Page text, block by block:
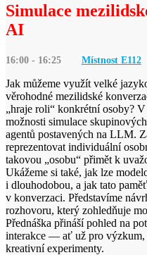
Simulace
AI
16:00 - 16:25 Místnost E112
Jak můžeme využít velké
věrohodné mezilidské
„hraje roli“ konkrétní osoby?
možnosti simulace
agentů postavených na LLM.
reprezentovat individuální
takovou „osobu“ přimět k
Ukážeme si také, jak lze
i dlouhodobou, a jak tato
v konverzaci. Představíme
rozhovoru, který zohledňuje
Přednáška přináší pohled na
interakce — ať už pro výzkum,
kreativní experimenty.